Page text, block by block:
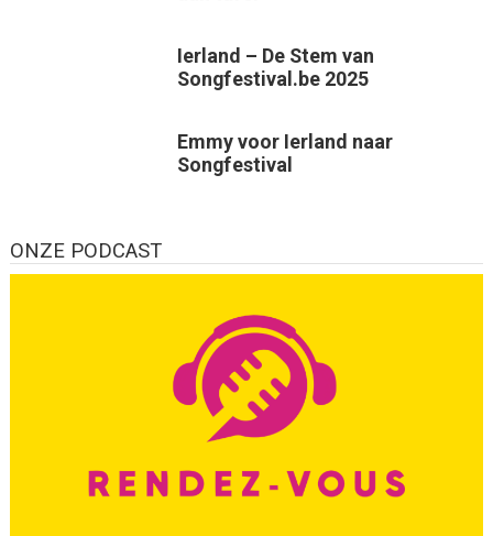
Ierland – De Stem van
Songfestival.be 2025
Emmy voor Ierland naar
Songfestival
ONZE PODCAST